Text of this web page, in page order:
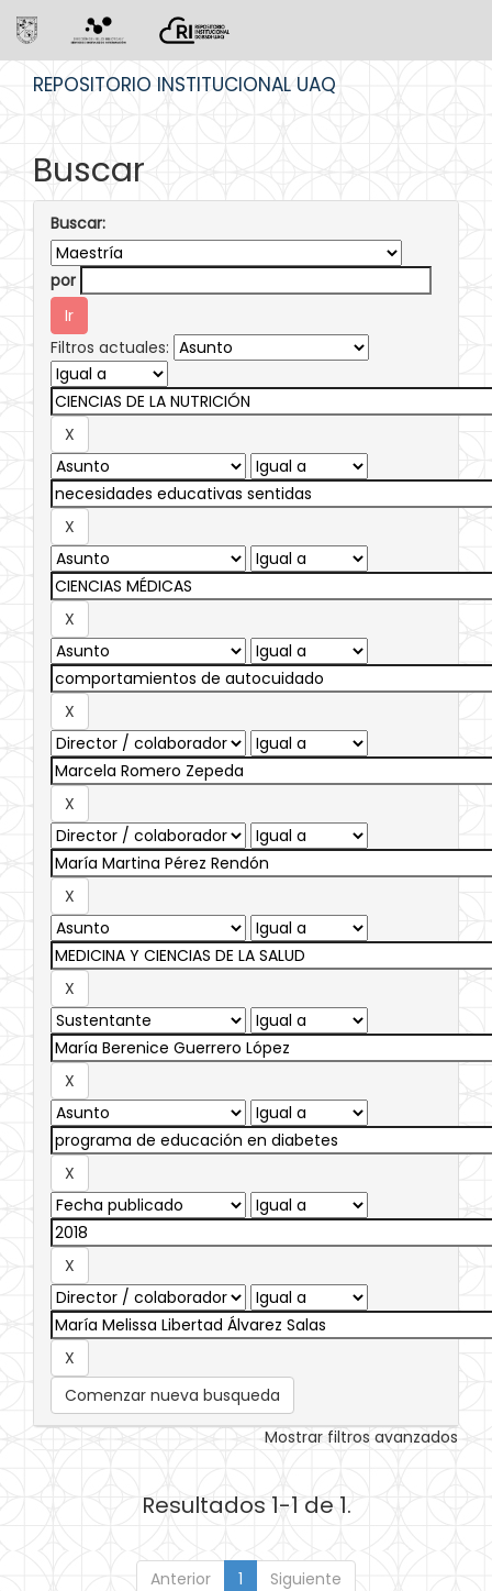
REPOSITORIO INSTITUCIONAL UAQ
Buscar
Buscar:
por
Filtros actuales:
Comenzar nueva busqueda
Mostrar filtros avanzados
Resultados 1-1 de 1.
Anterior 1 Siguiente